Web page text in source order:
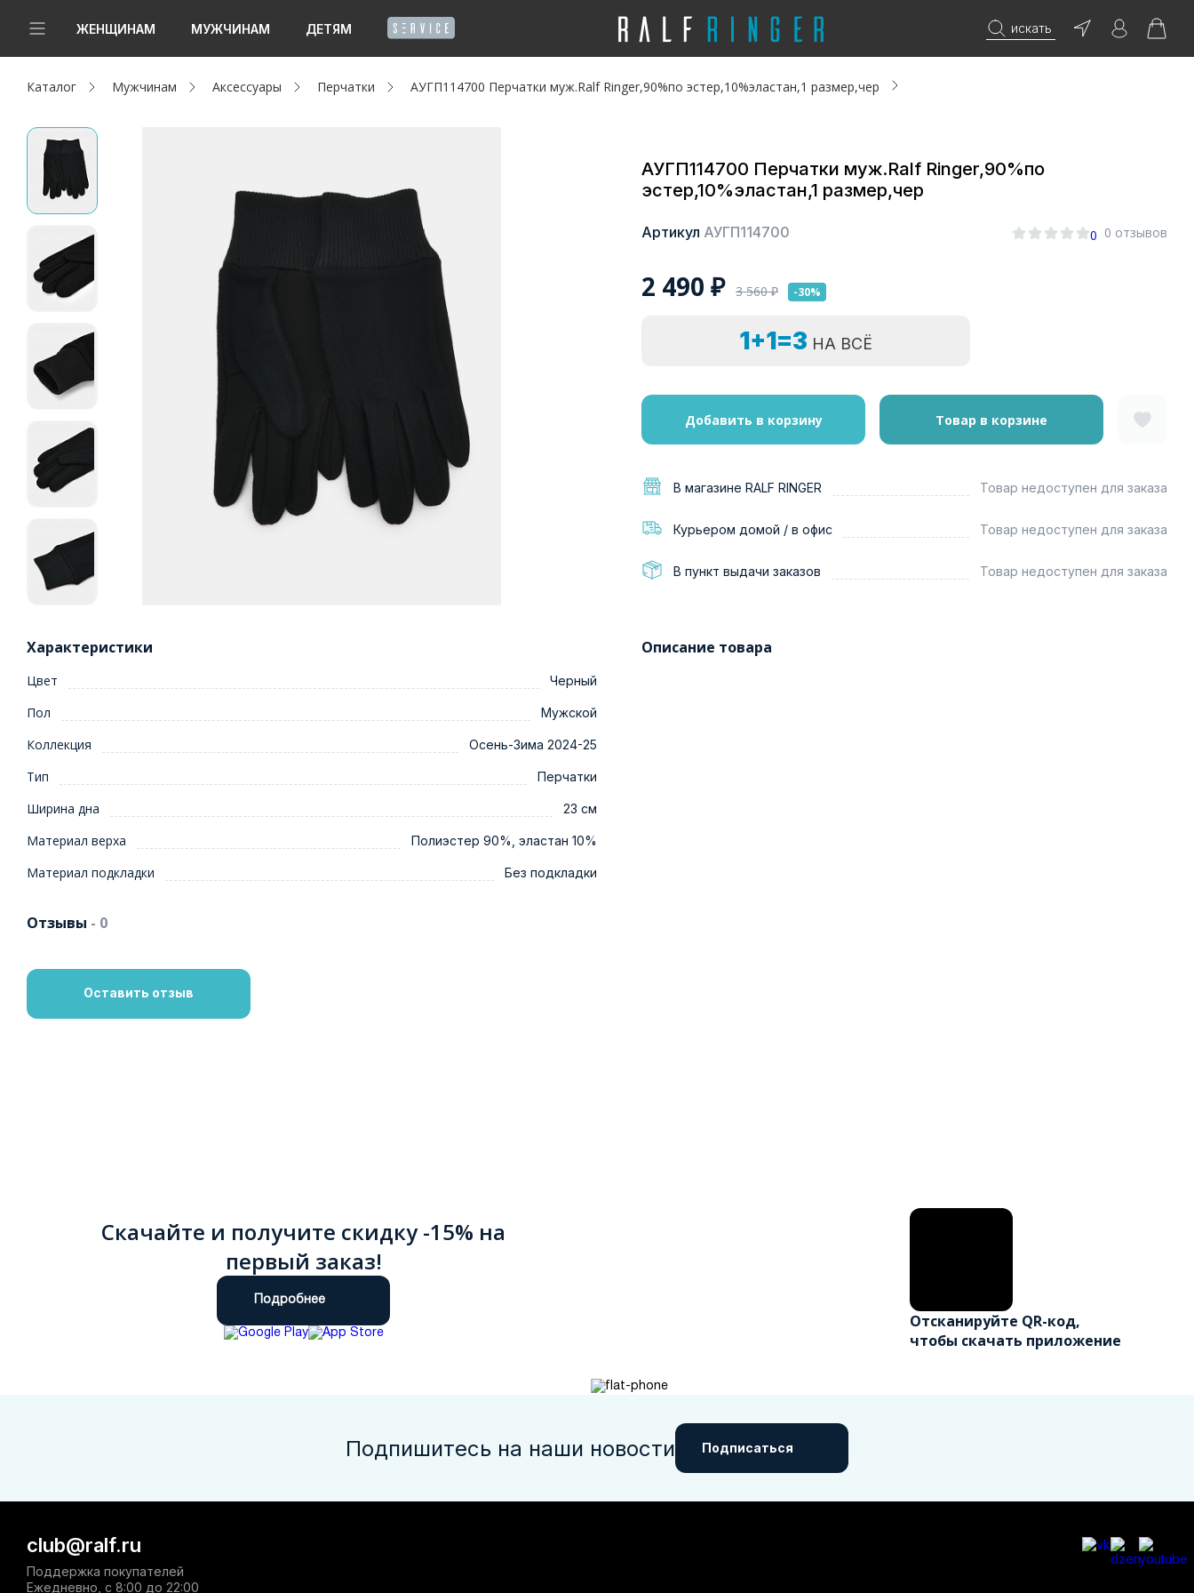
ЖЕНЩИНАМ МУЖЧИНАМ ДЕТЯМ искать
Новинки
Женщинам
Мужчинам
Капсула
Акции / Новости
Адреса магазинов
Каталог Мужчинам Аксессуары Перчатки АУГП114700 Перчатки муж.Ralf Ringer,90%по эстер,10%эластан,1 размер,чер
АУГП114700 Перчатки муж.Ralf Ringer,90%по
эстер,10%эластан,1 размер,чер
Артикул АУГП114700 0 0 отзывов
2 490 ₽ 3 560₽ -30%
1+1=3 НА ВСЁ
Добавить в корзину Товар в корзине
В магазине RALF RINGER Товар недоступен для заказа
Курьером домой / в офис Товар недоступен для заказа
В пункт выдачи заказов Товар недоступен для заказа
Характеристики
Цвет Черный
Пол Мужской
Коллекция Осень-Зима 2024-25
Тип Перчатки
Ширина дна 23 см
Материал верха Полиэстер 90%, эластан 10%
Материал подкладки Без подкладки
Описание товара
Отзывы - 0
Оставить отзыв
Скачайте и получите скидку -15% на
первый заказ!
Подробнее
Отсканируйте QR-код,
чтобы скачать приложение
Подпишитесь на наши новости Подписаться
club@ralf.ru
Поддержка покупателей
Ежедневно, с 8:00 до 22:00